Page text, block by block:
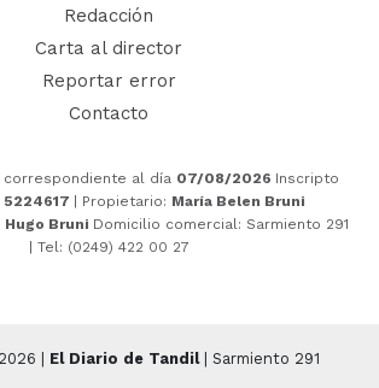
Redacción
Carta al director
Reportar error
Contacto
correspondiente al día 07/08/2026 Inscripto
5224617 | Propietario: María Belen Bruni
Hugo Bruni Domicilio comercial: Sarmiento 291
| Tel: (0249) 422 00 27
| El Diario de Tandil| Sarmiento 291